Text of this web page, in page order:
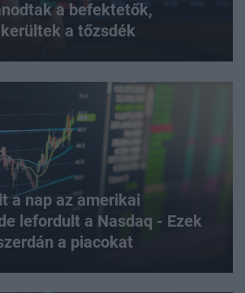
a befektetők,
a tőzsdék
a nap az amerikai
lefordult a Nasdaq - Ezek
a piacokat